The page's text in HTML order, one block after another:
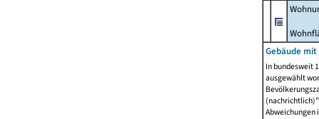
Gebäude
In bundesweit
ausgewählt
Abweichungen